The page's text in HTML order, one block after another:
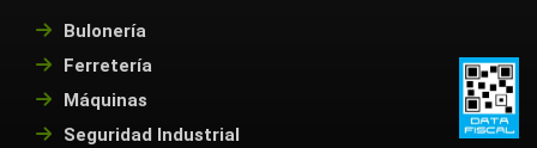
Bulonería
Ferretería
Máquinas
Seguridad Industrial